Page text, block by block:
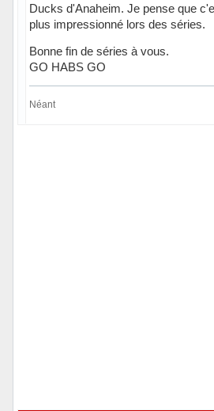
Ducks d'Anaheim. Je pense que
plus impressionné lors des séries.
Bonne fin de séries à vous.
GO HABS GO
Néant